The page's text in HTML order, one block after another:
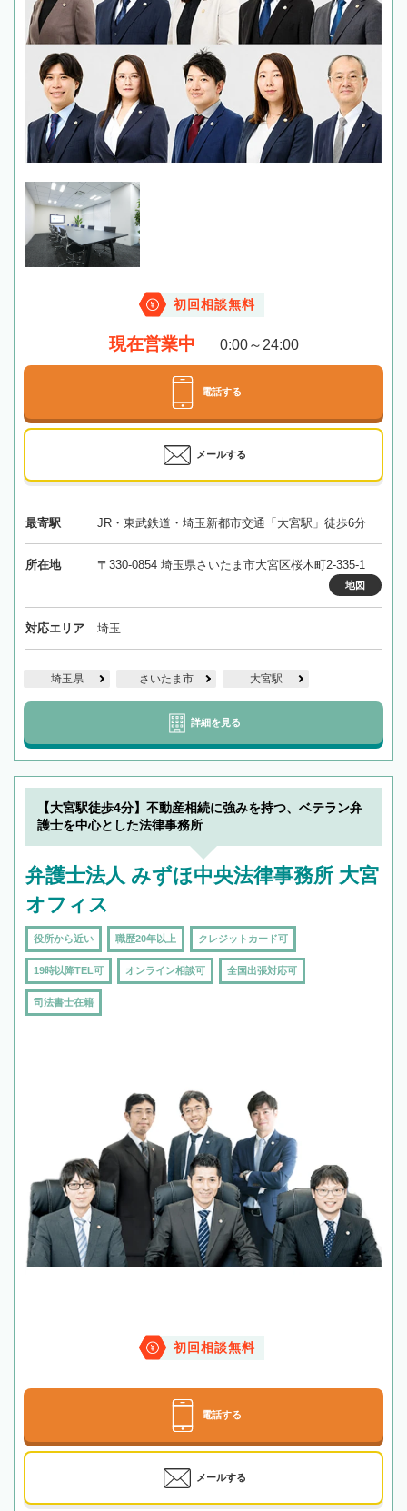
初回相談無料
現在営業中 0:00～24:00
電話する
メールする
最寄駅 JR・東武鉄道・埼玉新都市交通「大宮駅」徒歩6分
所在地 〒330-0854 埼玉県さいたま市大宮区桜木町2-335-1
地図
対応エリア 埼玉
埼玉県 さいたま市 大宮駅
詳細を見る
【大宮駅徒歩4分】不動産相続に強みを持つ、ベテラン弁
護士を中心とした法律事務所
弁護士法人 みずほ中央法律事務所 大宮
オフィス
役所から近い 職歴20年以上 クレジットカード可
19時以降TEL可 オンライン相談可 全国出張対応可
司法書士在籍
初回相談無料
電話する
メールする